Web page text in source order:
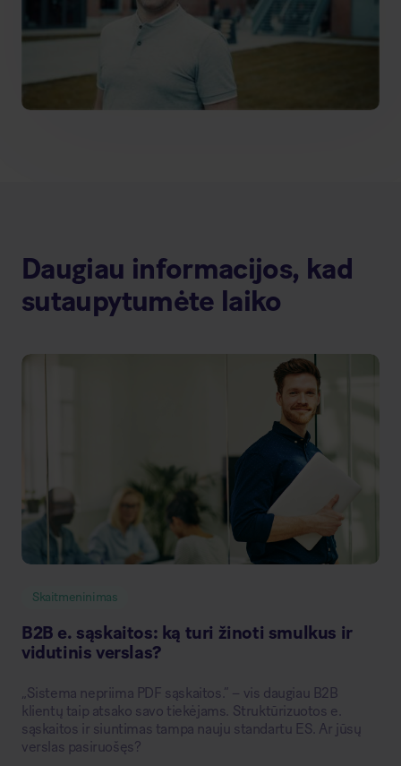
Daugiau informacijos, kad
sutaupytumėte laiko
Skaitmeninimas
B2B e. sąskaitos: ką turi žinoti smulkus ir
vidutinis verslas?
„Sistema nepriima PDF sąskaitos.“ – vis daugiau B2B
klientų taip atsako savo tiekėjams. Struktūrizuotos e.
sąskaitos ir siuntimas tampa nauju standartu ES. Ar jūsų
verslas pasiruošęs?